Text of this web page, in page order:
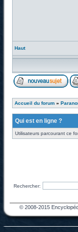
Haut
Accueil du forum »
Qui est en ligne ?
Utilisateurs parcourant ce
Rechercher:
© 2008-2015